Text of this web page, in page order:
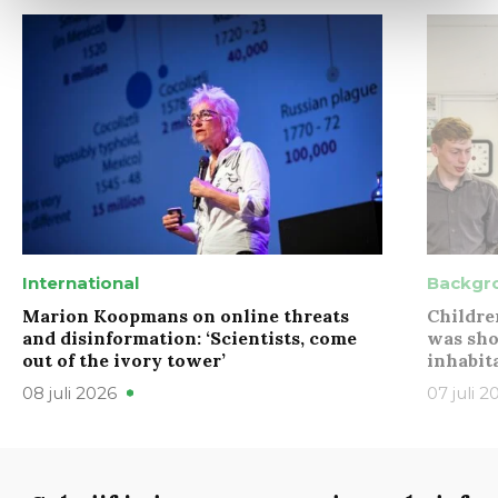
International
Marion Koopmans on online threats
and disinformation: ‘Scientists, come
out of the ivory tower’
08 juli 2026
was
07 juli